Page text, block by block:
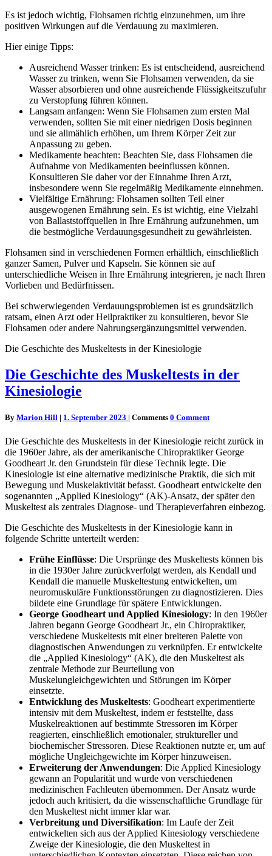
Es ist jedoch wichtig, Flohsamen richtig einzunehmen, um ihre
positiven Wirkungen auf die Verdauung zu maximieren.
Hier einige Tipps:
Ausreichend Wasser trinken: Es ist entscheidend, ausreichend
Wasser zu trinken, wenn Sie Flohsamen verwenden, da sie
Wasser absorbieren und ohne ausreichende Flüssigkeitszufuhr
zu Verstopfung führen können.
Langsam anfangen: Wenn Sie Flohsamen zum ersten Mal
verwenden, sollten Sie mit einer niedrigen Dosis beginnen
und sie allmählich erhöhen, um Ihrem Körper Zeit zur
Anpassung zu geben.
Medikamente beachten: Beachten Sie, dass Flohsamen die
Aufnahme von Medikamenten beeinflussen können.
Konsultieren Sie daher vor der Einnahme Ihren Arzt,
insbesondere wenn Sie regelmäßig Medikamente einnehmen.
Vielfältige Ernährung: Flohsamen sollten Teil einer
ausgewogenen Ernährung sein. Es ist wichtig, eine Vielzahl
von Ballaststoffquellen in Ihre Ernährung aufzunehmen, um
die bestmögliche Verdauungsgesundheit zu gewährleisten.
Flohsamen sind in verschiedenen Formen erhältlich, einschließlich
ganzer Samen, Pulver und Kapseln. Sie können sie auf
unterschiedliche Weisen in Ihre Ernährung integrieren, je nach Ihren
Vorlieben und Bedürfnissen.
Bei schwerwiegenden Verdauungsproblemen ist es grundsätzlich
ratsam, einen Arzt oder Heilpraktiker zu konsultieren, bevor Sie
Flohsamen oder andere Nahrungsergänzungsmittel verwenden.
Die Geschichte des Muskeltests in der Kinesiologie
Die Geschichte des Muskeltests in der
Kinesiologie
By Marion Hill | 1. September 2023 | Comments 0 Comment
Die Geschichte des Muskeltests in der Kinesiologie reicht zurück in
die 1960er Jahre, als der amerikanische Chiropraktiker George
Goodheart Jr. den Grundstein für diese Technik legte. Die
Kinesiologie ist eine alternative medizinische Praktik, die sich mit
Bewegung und Muskelaktivität befasst. Goodheart entwickelte den
sogenannten „Applied Kinesiology“ (AK)-Ansatz, der später den
Muskeltest als zentrales Diagnose- und Therapieverfahren einbezog.
Die Geschichte des Muskeltests in der Kinesiologie kann in
folgende Schritte unterteilt werden:
Frühe Einflüsse: Die Ursprünge des Muskeltests können bis
in die 1930er Jahre zurückverfolgt werden, als Kendall und
Kendall die manuelle Muskeltestung entwickelten, um
neuromuskuläre Funktionsstörungen zu diagnostizieren. Dies
bildete eine Grundlage für spätere Entwicklungen.
George Goodheart und Applied Kinesiology: In den 1960er
Jahren begann George Goodheart Jr., ein Chiropraktiker,
verschiedene Muskeltests mit einer breiteren Palette von
diagnostischen Anwendungen zu verknüpfen. Er entwickelte
die „Applied Kinesiology“ (AK), die den Muskeltest als
zentrale Methode zur Beurteilung von
Muskelungleichgewichten und Störungen im Körper
einsetzte.
Entwicklung des Muskeltests: Goodheart experimentierte
intensiv mit dem Muskeltest, indem er feststellte, dass
Muskelreaktionen auf bestimmte Stressoren im Körper
reagierten, einschließlich emotionaler, struktureller und
biochemischer Stressoren. Diese Reaktionen nutzte er, um auf
mögliche Ungleichgewichte im Körper hinzuweisen.
Erweiterung der Anwendungen: Die Applied Kinesiology
gewann an Popularität und wurde von verschiedenen
medizinischen Fachleuten übernommen. Der Ansatz wurde
jedoch auch kritisiert, da die wissenschaftliche Grundlage für
den Muskeltest nicht immer klar war.
Verbreitung und Diversifikation: Im Laufe der Zeit
entwickelten sich aus der Applied Kinesiology verschiedene
Zweige der Kinesiologie, die den Muskeltest in